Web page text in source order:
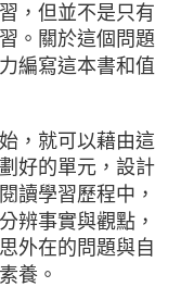
，但並不是只有
。關於這個問題
編寫這本書和值
，就可以藉由這
好的單元，設計
讀學習歷程中，
辨事實與觀點，
外在的問題與自
養。